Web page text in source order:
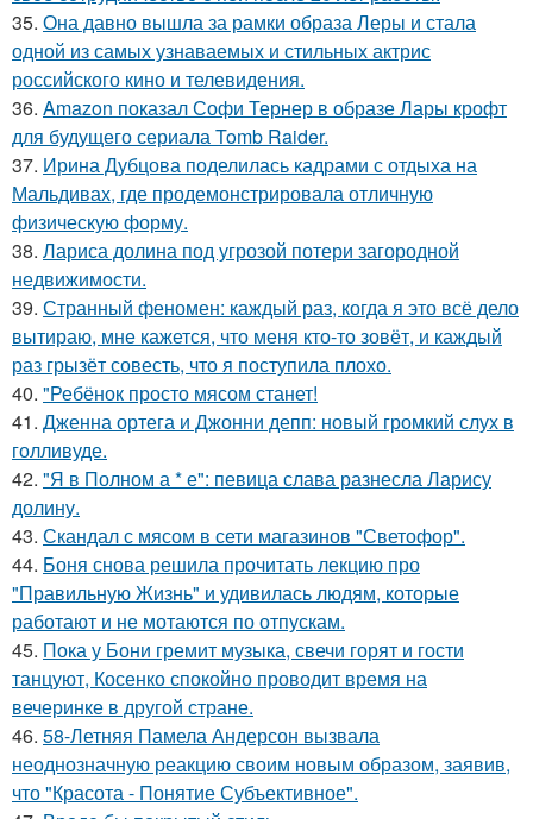
35. Она давно вышла за рамки образа Леры и стала
одной из самых узнаваемых и стильных актрис
российского кино и телевидения.
36. Amazon показал Софи Тернер в образе Лары крофт
для будущего сериала Tomb Raider.
37. Ирина Дубцова поделилась кадрами с отдыха на
Мальдивах, где продемонстрировала отличную
физическую форму.
38. Лариса долина под угрозой потери загородной
недвижимости.
39. Странный феномен: каждый раз, когда я это всё дело
вытираю, мне кажется, что меня кто-то зовёт, и каждый
раз грызёт совесть, что я поступила плохо.
40. "Ребёнок просто мясом станет!
41. Дженна ортега и Джонни депп: новый громкий слух в
голливуде.
42. "Я в Полном а * е": певица слава разнесла Ларису
долину.
43. Скандал с мясом в сети магазинов "Светофор".
44. Боня снова решила прочитать лекцию про
"Правильную Жизнь" и удивилась людям, которые
работают и не мотаются по отпускам.
45. Пока у Бони гремит музыка, свечи горят и гости
танцуют, Косенко спокойно проводит время на
вечеринке в другой стране.
46. 58-Летняя Памела Андерсон вызвала
неоднозначную реакцию своим новым образом, заявив,
что "Красота - Понятие Субъективное".